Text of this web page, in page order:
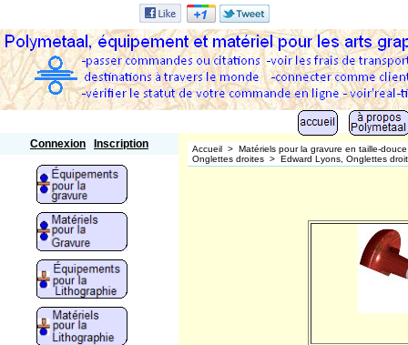
Connexion Inscription Accueil > Matériels pour la gravure en taille-douce
Onglettes droites > Edward Lyons, Onglettes